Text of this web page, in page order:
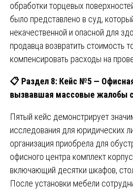
обработки торцевых
было представлено в суд,
некачественной и опасной для
продавца возвратить стоимость
компенсировать расходы на
📋 Раздел 8: Кейс №5 —
вызвавшая массовые жалобы
Пятый кейс демонстрирует
исследования для юридических
организация приобрела для
офисного центра комплект
включающий десятки шкафов,
После установки мебели